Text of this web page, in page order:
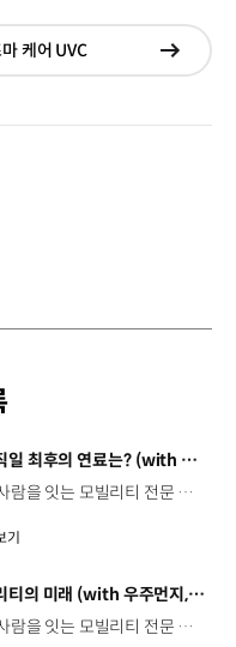
케어 UVC
현재
미래 모빌리티를 움직일 최후의 연료는? (with 우주먼지, 항성) | 현대진행형 팟캐스트 EP. 21
세상을 바꿀 기술과 사람을 잇는 모빌리티 전문 팟캐스트, 현대진행형. 🔊 과학커뮤니케이터 이독실, 여도은 앵커,그리고 천문학자 우주먼지, 과학커뮤니케이터 항성과 함께했습니다. 휘발유부터 전기차, 수소전기차, 하이브리드까지미래 모빌리티를 움직일 연료는 무엇일까요? 스물한 번째 에피소드에서는 자동차의 '연료'를 주제로다양한 에너지가 만들어갈 미래 모빌리티 라이프스타일을 이야기합니다. 연료가 바뀌면 자동차도, 우리의 이동 방식도 달라지지 않을까요?현대진행형 21편에서 확인해 보세요. 현대진행형 팟빵▶ 현대진행형 애플 팟캐스트▶현대진행형 스포티파이▶ 00:00 하이라이트00:21 인트로 / 자기소개00:58 자동차의 성격, 무엇으로 결정될까?03:38 연료란, 자동차의 성격을 결정하는 DNA04:24 휘발유는 어떻게 연료 경쟁에서 살아남았을까06:09 휘발유의 과거와 현재, 유연휘발유 속 납성분07:02 지구를 납으로 오염시키던 유연휘발유가 사라진 이유08:47 달리는 전자제품이 된 자동차, SDV 시대로의 전환09:46 '기계공학' 시스템에서 '소프트웨어'로 변화하는 모빌리티11:18 친환경차 시대가 오기까지의 기술적 과제11:43 전기차 배터리가 풀어야 할 숙제12:25 배터리를 관리하는 BMS 기술13:51 수소전기차, 인프라가 먼저일까 수요가 먼저일까?14:23 수소가 청정 연료로 주목받는 이유15:08 우주에서 가장 흔한 원소, 수소 생산과 운송의 현실적인 과제16:49 수소가 필요한 모빌리티는 따로 있다18:21 하이브리드가 대세인 시대, 그 이유는? 19:26 하이브리드는 연료 과도기를 견디게 해주는 기술21:44 전기·수소·하이브리드를 함께 준비하는 멀티 파워트레인 전략이란?23:30 클로징 *본 영상에 포함된 참여자의 의견은 현대자동차그룹의 공식 입장과 다를 수 있습니다. #현대자동차그룹 #현대진행형 #모빌리티팟캐스트 #전기차 #수소전기차 #연료 #에너지 #미래모빌리티 #모빌리티 #팟캐스트
기
하늘길과 우주 모빌리티의 미래 (with 우주먼지, 항성) | 현대진행형 팟캐스트 EP. 20
세상을 바꿀 기술과 사람을 잇는 모빌리티 전문 팟캐스트, 현대진행형. 🔊 과학커뮤니케이터 이독실, 여도은 앵커,그리고 천문학자 우주먼지, 과학커뮤니케이터 항성과 함께했습니다. 우주정거장을 거쳐 뉴욕으로 향하는 미래를 상상해본 적 있나요?스무 번째 에피소드에서는 하늘 위 교통 체계와 이동 수단의 모습,그리고 지상을 넘어 우주로 확장되는 모빌리티의 가능성까지 살펴봅니다. 하늘길이 열리면 우리의 일상은 어떻게 달라질지,현대진행형 20편에서 확인해 보세요. 현대진행형 팟빵▶현대진행형 애플 팟캐스트▶현대진행형 스포티파이▶ 00:00 하이라이트00:24 인트로 / 자기소개00:47 하늘길의 교통은 어떻게 다를까02:33 하늘의 교통 관제 시스템03:10 하늘을 나는 자동차의 모습은?05:10 미래 하늘길의 동력원과 연료06:42 휘발유 대신 항공유가 쓰일 가능성07:18 자동차에서 모빌리티로의 변화08:13 하늘길 시대의 도로와 도시10:02 우주 모빌리티는 어디까지 가능할까12:18 우주를 경험하는 미래12:57 우주로 확장되는 모빌리티13:30 하늘과 우주에서 좋은 차의 기준은?14:54 우주 관광은 누구나 가능할까16:35 현대로템과 한국 우주 산업의 미래18:37 미래 모빌리티가 바꿀 우리의 일상 *본 영상에 포함된 참여자의 의견은 현대자동차그룹의 공식 입장과 다를 수 있습니다. #현대자동차그룹 #현대진행형 #모빌리티팟캐스트 #UAM #스카이모빌리티 #하늘길 #자율주행 #우주 #우주항공 #모빌리티 #팟캐스트